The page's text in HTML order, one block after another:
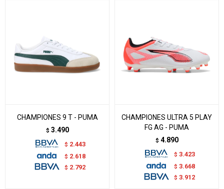
CHAMPIONES 9 T - PUMA
$ 3.490
$ 2.443
$ 2.618
$ 2.792
CHAMPIONES ULTRA 5 PLAY
FG AG - PUMA
$ 4.890
$ 3.423
$ 3.668
$ 3.912